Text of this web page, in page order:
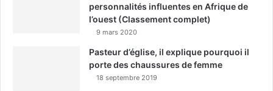
personnalités influentes en Afrique de
l’ouest (Classement complet)
9 mars 2020
Pasteur d’église, il explique pourquoi il
porte des chaussures de femme
18 septembre 2019